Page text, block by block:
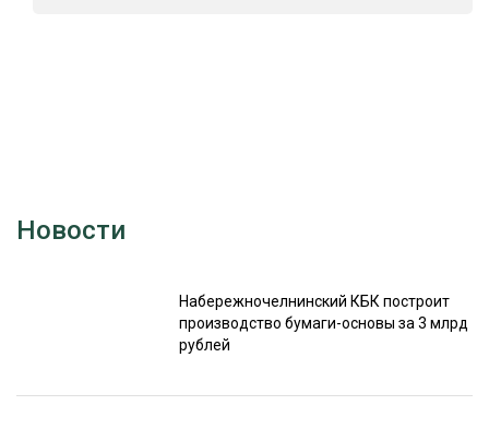
Новости
Набережночелнинский КБК построит
производство бумаги-основы за 3 млрд
рублей